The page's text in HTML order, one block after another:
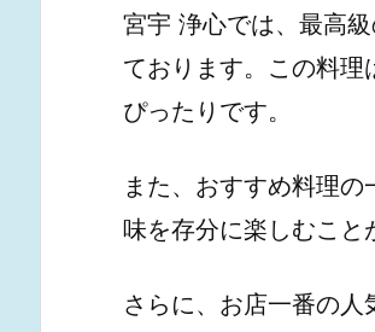
宮宇 浄心では、最高
ております。この料
ぴったりです。
また、おすすめ料理
味を存分に楽しむこと
さらに、お店一番の人